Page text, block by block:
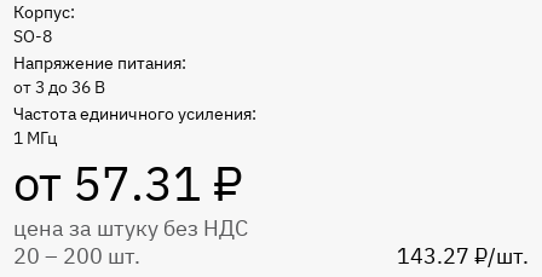
Корпус:
SO-8
Напряжение питания:
от 3 до 36 В
Частота единичного усиления:
1 МГц
от 57.31 ₽
цена за штуку без НДС
20 – 200 шт.
143.27 ₽/шт.